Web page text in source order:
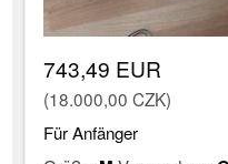
743,49 EUR
(18.000,00 CZK)
Für Anfänger